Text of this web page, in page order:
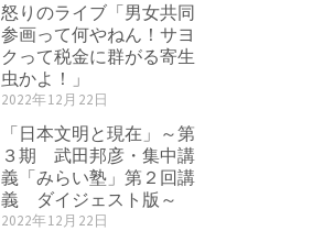
怒りのライブ「男女共同
参画って何やねん！サヨ
クって税金に群がる寄生
虫かよ！」
2022年12月22日
「日本文明と現在」～第
３期 武田邦彦・集中講
義「みらい塾」第２回講
義 ダイジェスト版～
2022年12月22日